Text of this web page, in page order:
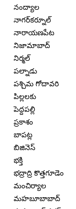
నంద్యాల
నాగర్‌కర్నూల్
నారాయణపేట
నిజామాబాద్
నిర్మల్
పల్నాడు
పశ్చిమ గోదావరి
పిల్లలకు
పెద్దపల్లి
ప్రకాశం
బాపట్ల
బిజినెస్
భక్తి
భద్రాద్రి కొత్తగూడెం
మంచిర్యాల
మహబూబాబాద్